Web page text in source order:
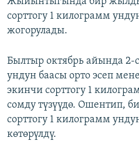
сорттогу 1 килограмм
жогорулады.
Былтыр октябрь айында 2-
ундун баасы орто эсеп
экинчи сорттогу 1
сомду түзүүдө. Ошентип,
сорттогу 1 килограмм
көтөрүлдү.